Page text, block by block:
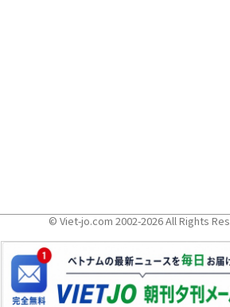
© Viet-jo.com 2002-2026 All Rights